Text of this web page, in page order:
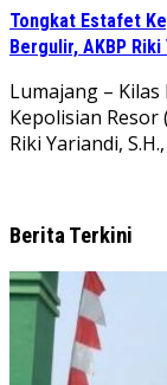
Tongkat Estafet
Bergulir, AKBP
Lumajang –
Kepolisian Resor
Riki Yariandi,
Berita Terkini